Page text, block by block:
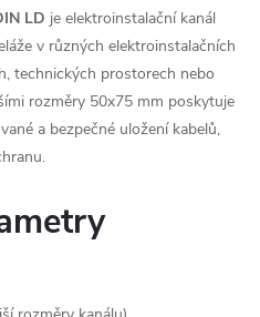
LD je elektroinstalační kanál
v různých elektroinstalačních
technických prostorech nebo
rozměry 50x75 mm poskytuje
a bezpečné uložení kabelů,